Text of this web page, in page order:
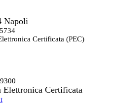
Napoli
Certificata (PEC)
Elettronica Certificata